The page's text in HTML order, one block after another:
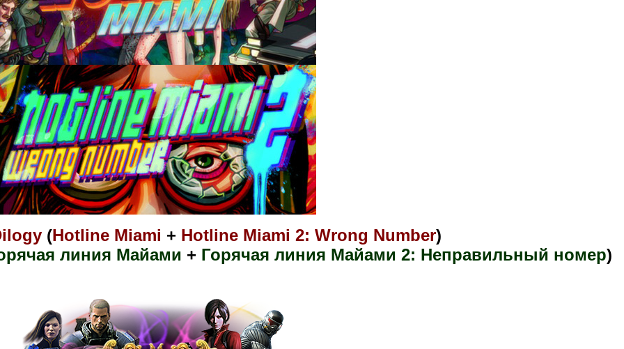
(Hotline Miami + Hotline Miami 2: Wrong Number)
линия Майами + Горячая линия Майами 2: Неправильный номер)